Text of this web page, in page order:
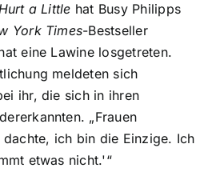
a Little hat Busy Philipps
York Times-Bestseller
eine Lawine losgetreten.
meldeten sich
ihr, die sich in ihren
„Frauen
dachte, ich bin die Einzige. Ich
etwas nicht.'“